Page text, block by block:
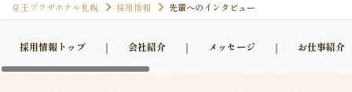
京王プラザホテル札幌 採用情報 先輩へのインタビュー
採用情報トップ 会社紹介 メッセージ お仕事紹介